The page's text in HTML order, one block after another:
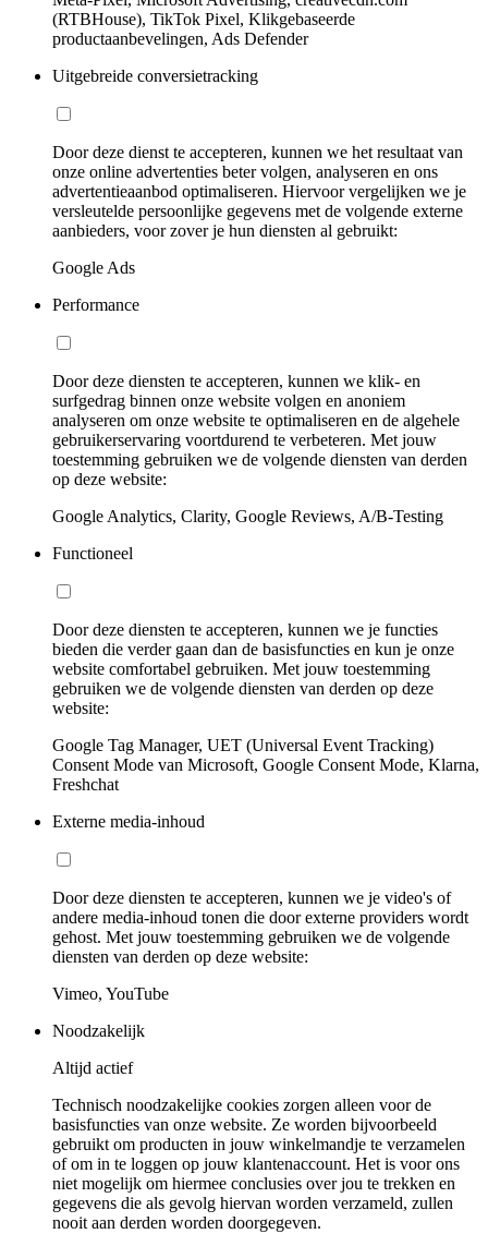
(RTBHouse), TikTok Pixel, Klikgebaseerde
productaanbevelingen, Ads Defender
Uitgebreide conversietracking
Door deze dienst te accepteren, kunnen we het resultaat van
onze online advertenties beter volgen, analyseren en ons
advertentieaanbod optimaliseren. Hiervoor vergelijken we je
versleutelde persoonlijke gegevens met de volgende externe
aanbieders, voor zover je hun diensten al gebruikt:
Google Ads
Performance
Door deze diensten te accepteren, kunnen we klik- en
surfgedrag binnen onze website volgen en anoniem
analyseren om onze website te optimaliseren en de algehele
gebruikerservaring voortdurend te verbeteren. Met jouw
toestemming gebruiken we de volgende diensten van derden
op deze website:
Google Analytics, Clarity, Google Reviews, A/B-Testing
Functioneel
Door deze diensten te accepteren, kunnen we je functies
bieden die verder gaan dan de basisfuncties en kun je onze
website comfortabel gebruiken. Met jouw toestemming
gebruiken we de volgende diensten van derden op deze
website:
Google Tag Manager, UET (Universal Event Tracking)
Consent Mode van Microsoft, Google Consent Mode, Klarna,
Freshchat
Externe media-inhoud
Door deze diensten te accepteren, kunnen we je video's of
andere media-inhoud tonen die door externe providers wordt
gehost. Met jouw toestemming gebruiken we de volgende
diensten van derden op deze website:
Vimeo, YouTube
Noodzakelijk
Altijd actief
Technisch noodzakelijke cookies zorgen alleen voor de
basisfuncties van onze website. Ze worden bijvoorbeeld
gebruikt om producten in jouw winkelmandje te verzamelen
of om in te loggen op jouw klantenaccount. Het is voor ons
niet mogelijk om hiermee conclusies over jou te trekken en
gegevens die als gevolg hiervan worden verzameld, zullen
nooit aan derden worden doorgegeven.